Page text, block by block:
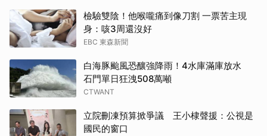
檢驗雙陰！他喉嚨痛到像刀割 一票苦主現
身：咳3周還沒好
EBC 東森新聞
白海豚颱風恐釀強降雨！4水庫滿庫放水
石門單日狂洩508萬噸
CTWANT
立院刪凍預算掀爭議 王小棣聲援：公視是
國民的窗口